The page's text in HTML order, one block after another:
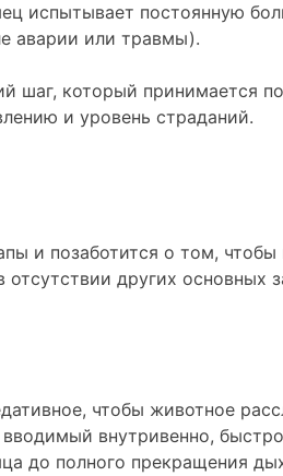
испытывает постоянную
аварии или травмы).
шаг, который принимается
и уровень страданий.
и позаботится о том,
других
чтобы животное
внутривенно,
до полного прекращения